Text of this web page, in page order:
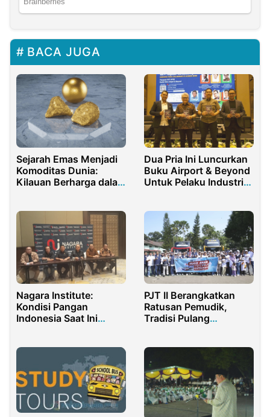
BACA JUGA
Sejarah Emas Menjadi
Komoditas Dunia:
Kilauan Berharga dalam
Dua Pria Ini Luncurkan
Buku Airport & Beyond
Untuk Pelaku Industri
Nagara Institute:
Kondisi Pangan
Indonesia Saat Ini
PJT II Berangkatkan
Ratusan Pemudik,
Tradisi Pulang